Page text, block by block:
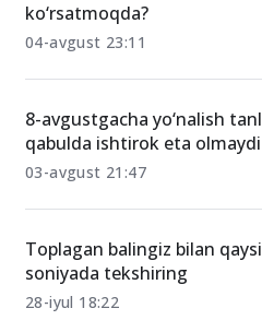
ko‘rsatmoqda?
04-avgust 23:11
qabulda ishtirok eta olmaydi
03-avgust 21:47